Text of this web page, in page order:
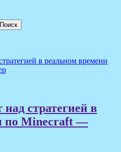
в реальном времени
стратегией в
по Minecraft —